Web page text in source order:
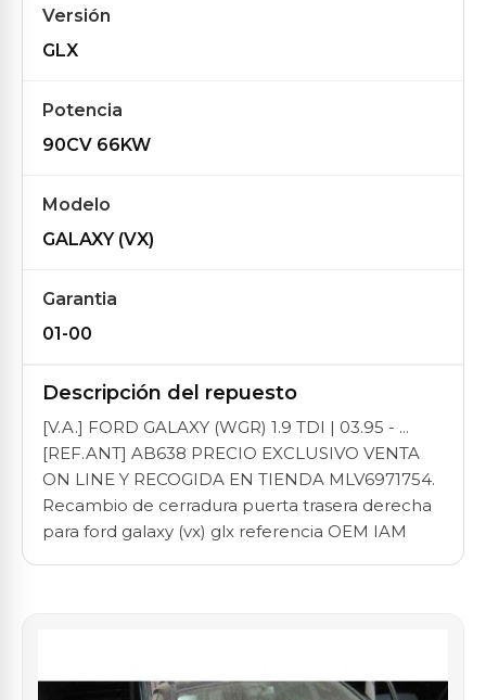
Versión
GLX
Potencia
90CV 66KW
Modelo
GALAXY (VX)
Garantia
01-00
Descripción del repuesto
[V.A.] FORD GALAXY (WGR) 1.9 TDI | 03.95 - ...
[REF.ANT] AB638 PRECIO EXCLUSIVO VENTA
ON LINE Y RECOGIDA EN TIENDA MLV6971754.
Recambio de cerradura puerta trasera derecha
para ford galaxy (vx) glx referencia OEM IAM